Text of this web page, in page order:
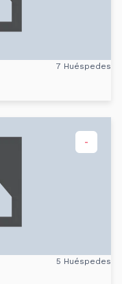
7 Huéspedes
-
5 Huéspedes